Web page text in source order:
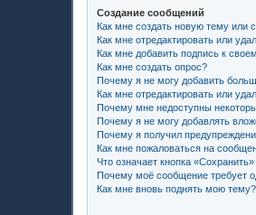
Создание сообщений
Как мне создать новую тему или
Как мне отредактировать или
Как мне добавить подпись к
Как мне создать опрос?
Почему я не могу добавить
Как мне отредактировать или
Почему мне недоступны
Почему я не могу добавлять
Почему я получил
Как мне пожаловаться на
Что означает кнопка
Почему моё сообщение требует
Как мне вновь поднять мою тему?